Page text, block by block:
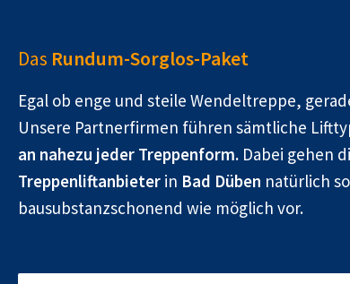
Das Rundum-Sorglos-Paket
Egal ob enge und steile Wendeltreppe,
Unsere Partnerfirmen führen sämtliche
an nahezu jeder Treppenform. Dabei gehen
Treppenliftanbieter in Bad Düben natürlich
bausubstanzschonend wie möglich vor.